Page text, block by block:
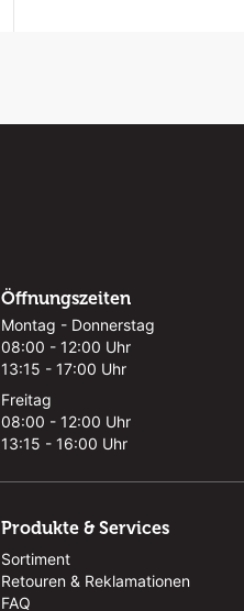
Öffnungszeiten
Montag - Donnerstag
08:00 - 12:00 Uhr
13:15 - 17:00 Uhr
Freitag
08:00 - 12:00 Uhr
13:15 - 16:00 Uhr
Produkte & Services
Sortiment
Retouren & Reklamationen
FAQ